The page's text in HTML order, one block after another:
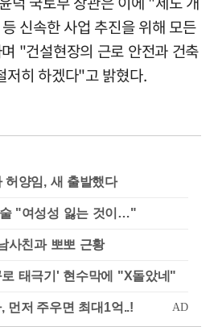
신속한 사업 추진을 위해 모든
"건설현장의 근로 안전과 건축
저히 하겠다"고 밝혔다.
허양임, 새 출발했다
"여성성 잃는 것이…"
사친과 뽀뽀 근황
태극기' 현수막에 "X돌았네"